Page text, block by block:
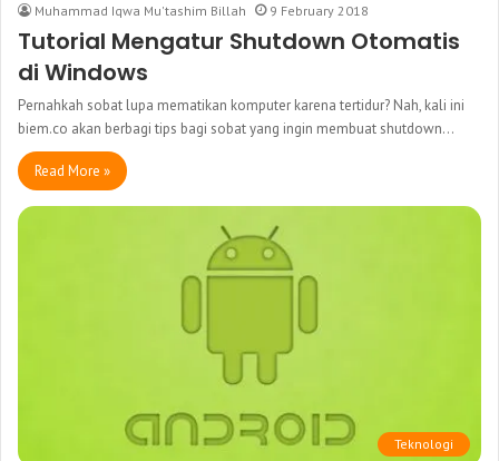
Muhammad Iqwa Mu'tashim Billah 9 February 2018
Tutorial Mengatur Shutdown Otomatis
di Windows
Pernahkah sobat lupa mematikan komputer karena tertidur? Nah, kali ini
biem.co akan berbagi tips bagi sobat yang ingin membuat shutdown…
Read More »
Teknologi